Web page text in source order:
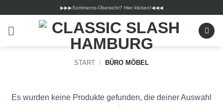
springen
▶︎▶︎▶︎Sortiments-Übersicht? Hier klicken!◀︎◀︎◀︎
START / BÜRO MÖBEL
Es wurden keine Produkte gefunden, die deiner Auswahl